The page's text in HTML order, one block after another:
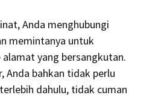
Anda menghubungi
memintanya untuk
yang bersangkutan.
Anda bahkan tidak perlu
dahulu, tidak cuman